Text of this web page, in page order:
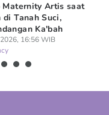
Maternity Artis saat
di Tanah Suci,
Ka'bah
16:56 WIB